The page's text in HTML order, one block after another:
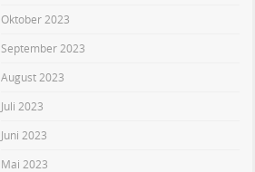
Oktober 2023
September 2023
August 2023
Juli 2023
Juni 2023
Mai 2023